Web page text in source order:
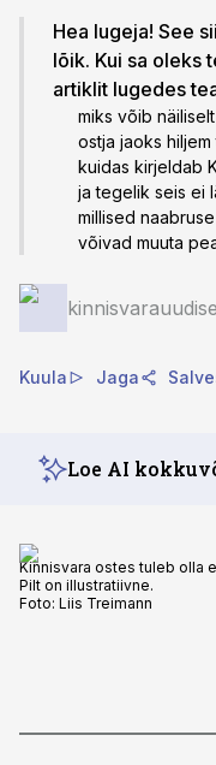
Hea lugeja! See
lõik. Kui sa oleks
artiklit lugedes
miks võib
ostja jaoks
kuidas kirjeldab
ja tegelik seis ei
millised
võivad muuta
Kuula Jaga
Loe AI
Kinnisvara ostes tuleb olla
Pilt on illustratiivne.
Foto: Liis Treimann